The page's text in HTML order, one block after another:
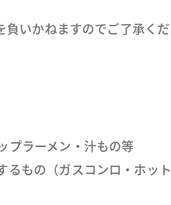
いかねますのでご了承くだ
プラーメン・汁もの等
るもの（ガスコンロ・ホット